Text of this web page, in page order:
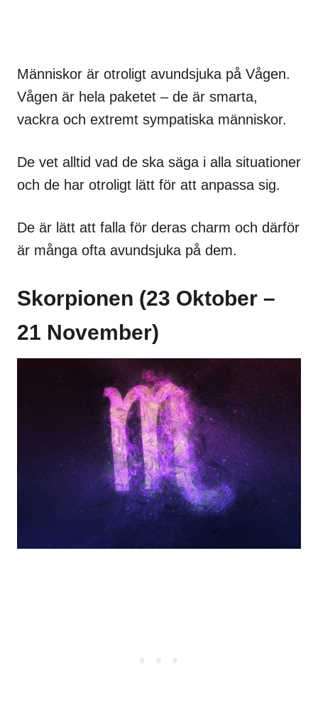
Människor är otroligt avundsjuka på Vågen.
Vågen är hela paketet – de är smarta,
vackra och extremt sympatiska människor.
De vet alltid vad de ska säga i alla situationer
och de har otroligt lätt för att anpassa sig.
De är lätt att falla för deras charm och därför
är många ofta avundsjuka på dem.
Skorpionen (23 Oktober –
21 November)